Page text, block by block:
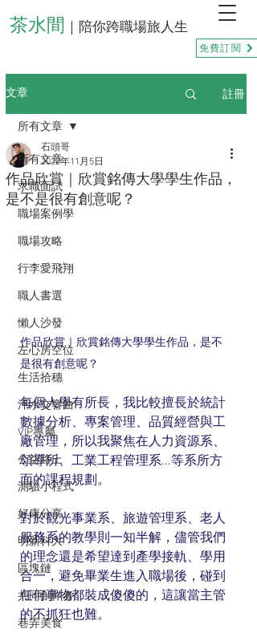
茶水間 ｜陪你跨職場旅人生
免費訂閱
文章 註冊
所有文章
求職面試
職場案例學
職場攻略
行李愛飛翔
職人書選
懶人沙發
左心房空位
生活拾穗
汗水交響曲
VIP專屬
公益路上
測驗小程式
好康分享
明新科大
區塊鏈
共同創作者
巷弄美食
所有文章
作品欣賞｜欣賞銘傳大學學生作品，
是不是很有創意呢？
石頭哥
2022年11月5日
作品欣賞｜欣賞銘傳大學學生作品，是不
是很有創意呢？
每個人學有所長，我比較擅長於統計
數據分析、專案管理、品質經營與工
廠管理，所以我聚焦在人力資源系、
領導所、工業工程管理系...等系所方
面的課程規劃。
對於觀光事業系、旅遊管理系、老人
服務系的教學則一知半解，儘管我們
的理念還是希望達到產學接軌、學用
合一，避免畢業生進入職場後，碰到
任何事物都裝成傻傻的，這讓當主管
的不抓狂也難。